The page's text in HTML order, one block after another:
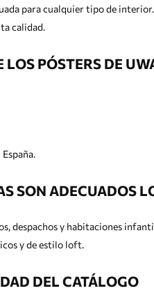
para cualquier tipo de
calidad.
LOS PÓSTERS DE
SON ADECUADOS
despachos y habitaciones
y de estilo loft.
DEL CATÁLOGO